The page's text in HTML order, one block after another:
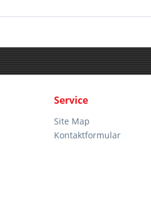
Service
Site Map
Kontaktformular